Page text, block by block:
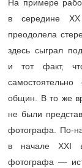
На примере
в середине
преодолела
здесь сыграл
и тот факт,
общин. В то же
не были
фотографа. По-
в начале XXI
фотографа —